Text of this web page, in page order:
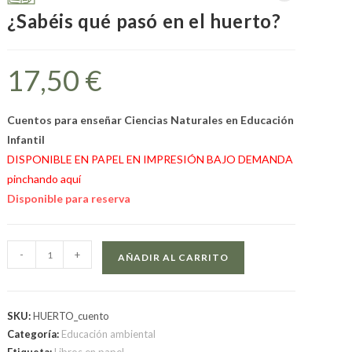
¿Sabéis qué pasó en el huerto?
17,50 €
Cuentos para enseñar Ciencias Naturales en Educación
Infantil
DISPONIBLE EN PAPEL EN IMPRESIÓN BAJO DEMANDA
pinchando aquí
Disponible para reserva
- + AÑADIR AL CARRITO
SKU:HUERTO_cuento
Categoría: Educación ambiental